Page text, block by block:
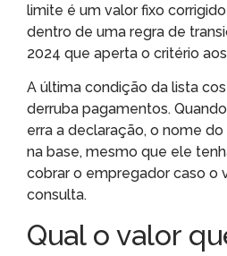
limite é um valor fixo
dentro de uma regra de
2024 que aperta o critério
A última condição da lista
derruba pagamentos.
erra a declaração, o nome
na base, mesmo que ele
cobrar o empregador caso o
consulta.
Qual o valor